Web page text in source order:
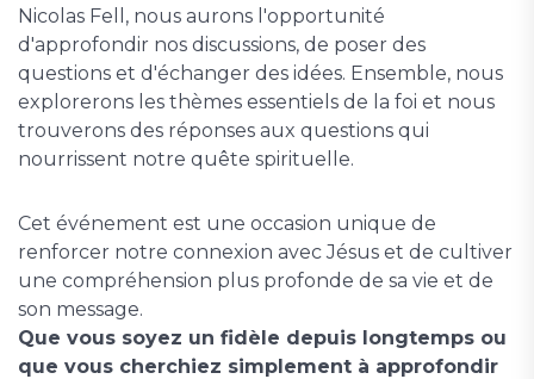
Nicolas Fell, nous aurons l'opportunité
d'approfondir nos discussions, de poser des
questions et d'échanger des idées. Ensemble, nous
explorerons les thèmes essentiels de la foi et nous
trouverons des réponses aux questions qui
nourrissent notre quête spirituelle.
Cet événement est une occasion unique de
renforcer notre connexion avec Jésus et de cultiver
une compréhension plus profonde de sa vie et de
son message.
Que vous soyez un fidèle depuis longtemps ou
que vous cherchiez simplement à approfondir